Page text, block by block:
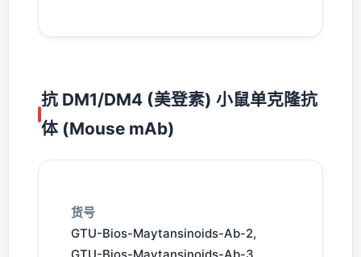
抗 DM1/DM4 (美登素) 小鼠单克隆抗
体 (Mouse mAb)
货号
GTU-Bios-Maytansinoids-Ab-2,